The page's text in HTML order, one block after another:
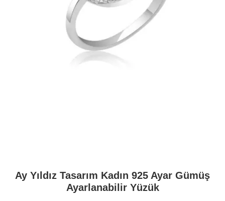
Ay Yıldız Tasarım Kadın 925 Ayar Gümüş
Ayarlanabilir Yüzük